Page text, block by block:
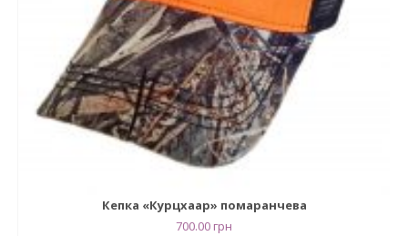
Кепка «Курцхаар» помаранчева
700.00 грн